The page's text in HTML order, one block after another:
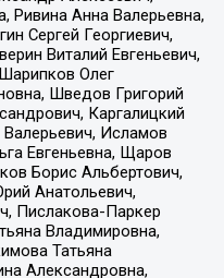
Ривина Анна Валерьевна,
Сергей Георгиевич,
Виталий Евгеньевич,
Олег
Шведов Григорий
Каргалицкий
Исламов
Евгеньевна, Щаров
Борис Альбертович,
Анатольевич,
Пислакова-Паркер
Владимировна,
Татьяна
Александровна,